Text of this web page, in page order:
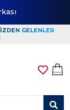
GELENLER